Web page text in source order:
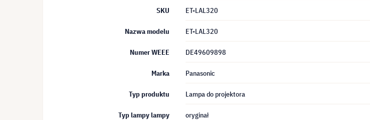
SKU ET-LAL320
Nazwa modelu ET-LAL320
Numer WEEE DE49609898
Marka Panasonic
Typ produktu Lampa do projektora
Typ lampy lampy oryginał